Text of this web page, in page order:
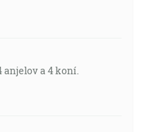
a 4 koní.